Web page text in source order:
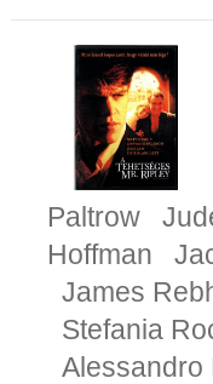
Paltrow
Hoffman
James
Stefania
Alessandro